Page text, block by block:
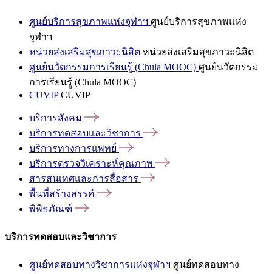
ศูนย์บริการสุขภาพแห่งจุฬาฯ ศูนย์บริการสุขภาพแห่ง
จุฬาฯ
หน่วยส่งเสริมสุขภาวะนิสิต หน่วยส่งเสริมสุขภาวะนิสิต
ศูนย์นวัตกรรมการเรียนรู้ (Chula MOOC) ศูนย์นวัตกรรม
การเรียนรู้ (Chula MOOC)
CUVIPCUVIP
บริการสังคม
บริการทดสอบและวิชาการ
บริการทางการแพทย์
บริการตรวจวิเคราะห์คุณภาพ
สารสนเทศและการสื่อสาร
พื้นที่สร้างสรรค์
พิพิธภัณฑ์
บริการทดสอบและวิชาการ
ศูนย์ทดสอบทางวิชาการแห่งจุฬาฯ ศูนย์ทดสอบทาง